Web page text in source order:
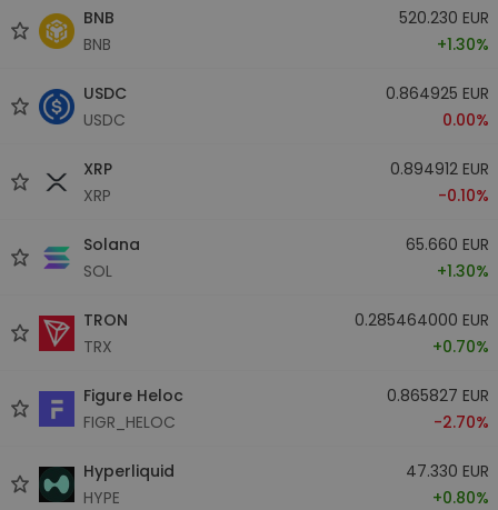
BNB
BNB
520.230 EUR
+1.30%
USDC
USDC
0.864925 EUR
0.00%
XRP
XRP
0.894912 EUR
-0.10%
Solana
SOL
65.660 EUR
+1.30%
TRON
TRX
0.285464000 EUR
+0.70%
Figure Heloc
FIGR_HELOC
0.865827 EUR
-2.70%
Hyperliquid
HYPE
47.330 EUR
+0.80%